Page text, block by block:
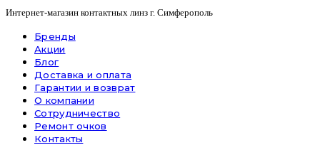
Интернет-магазин контактных линз г. Симферополь
Бренды
Акции
Блог
Доставка и оплата
Гарантии и возврат
О компании
Сотрудничество
Ремонт очков
Контакты